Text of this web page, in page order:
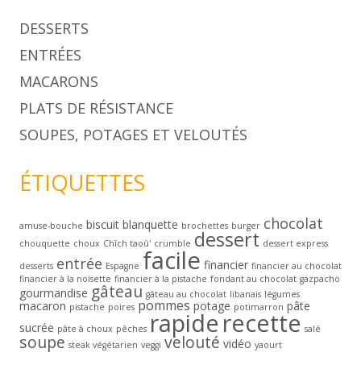
DESSERTS
ENTRÉES
MACARONS
PLATS DE RÉSISTANCE
SOUPES, POTAGES ET VELOUTÉS
ÉTIQUETTES
amuse-bouche biscuit blanquette brochettes burger chocolat
chouquette choux Chîch taoû' crumble dessert dessert express
desserts entrée Espagne facile financier financier au chocolat
financier à la noisette financier à la pistache fondant au chocolat gazpacho
gourmandise gâteau gâteau au chocolat libanais légumes
macaron pistache poires pommes potage potimarron pâte
sucrée pâte à choux pêches rapiderecette salé
soupe steak végétarien veggi velouté vidéo yaourt